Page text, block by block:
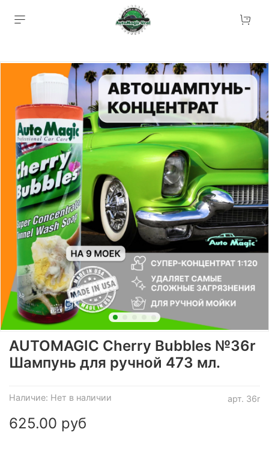
арт. 36r
Наличие: Нет в наличии
AUTOMAGIC Cherry Bubbles №36r
Шампунь для ручной 473 мл.
625.00 руб